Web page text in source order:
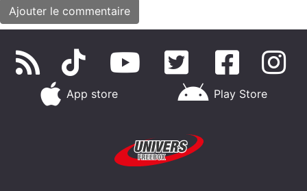
App store Play Store